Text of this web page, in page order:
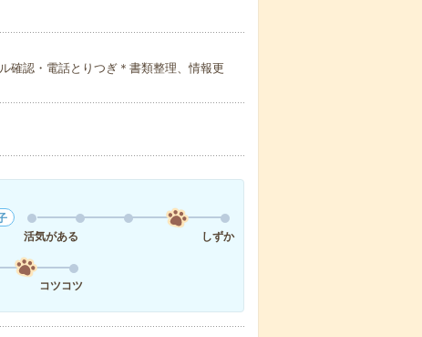
確認・電話とりつぎ＊書類整理、情報更
活気がある
しずか
コツコツ